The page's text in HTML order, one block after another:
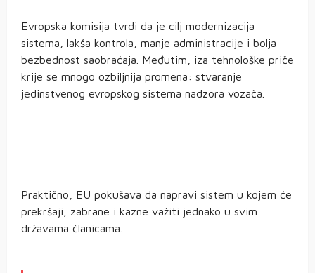
Evropska komisija tvrdi da je cilj modernizacija
sistema, lakša kontrola, manje administracije i bolja
bezbednost saobraćaja. Međutim, iza tehnološke priče
krije se mnogo ozbiljnija promena: stvaranje
jedinstvenog evropskog sistema nadzora vozača.
Praktično, EU pokušava da napravi sistem u kojem će
prekršaji, zabrane i kazne važiti jednako u svim
državama članicama.